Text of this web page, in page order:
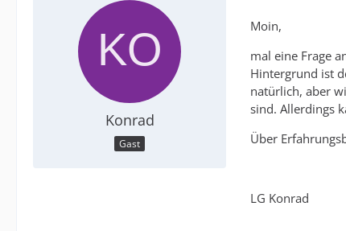
Konrad
Gast
Moin,
mal eine Frage
Hintergrund ist
natürlich, aber
sind. Allerdings
Über
LG Konrad